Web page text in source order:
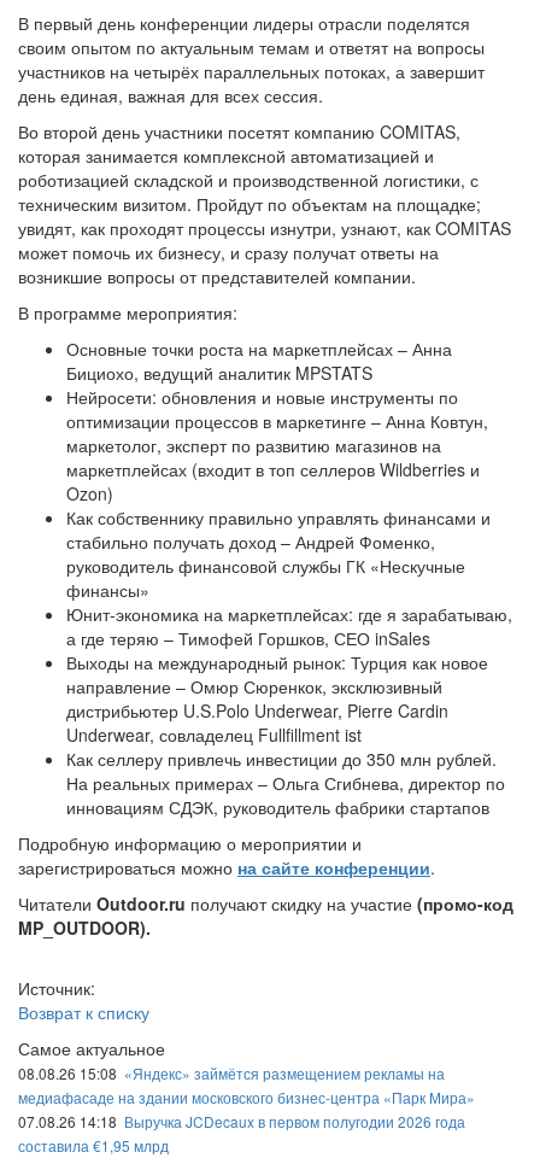
В первый день конференции лидеры отрасли поделятся
своим опытом по актуальным темам и ответят на вопросы
участников на четырёх параллельных потоках, а завершит
день единая, важная для всех сессия.
Во второй день участники посетят компанию COMITAS,
которая занимается комплексной автоматизацией и
роботизацией складской и производственной логистики, с
техническим визитом. Пройдут по объектам на площадке;
увидят, как проходят процессы изнутри, узнают, как COMITAS
может помочь их бизнесу, и сразу получат ответы на
возникшие вопросы от представителей компании.
В программе мероприятия:
Основные точки роста на маркетплейсах – Анна
Бициохо, ведущий аналитик MPSTATS
Нейросети: обновления и новые инструменты по
оптимизации процессов в маркетинге – Анна Ковтун,
маркетолог, эксперт по развитию магазинов на
маркетплейсах (входит в топ селлеров Wildberries и
Ozon)
Как собственнику правильно управлять финансами и
стабильно получать доход – Андрей Фоменко,
руководитель финансовой службы ГК «Нескучные
финансы»
Юнит-экономика на маркетплейсах: где я зарабатываю,
а где теряю – Тимофей Горшков, СЕО inSales
Выходы на международный рынок: Турция как новое
направление – Омюр Сюренкок, эксклюзивный
дистрибьютер U.S.Polo Underwear, Pierre Cardin
Underwear, совладелец Fullfillment ist
Как селлеру привлечь инвестиции до 350 млн рублей.
На реальных примерах – Ольга Сгибнева, директор по
инновациям СДЭК, руководитель фабрики стартапов
Подробную информацию о мероприятии и
зарегистрироваться можно на сайте конференции.
Читатели Outdoor.ru получают скидку на участие (промо-код
MP_ OUTDOOR).
Источник:
Возврат к списку
Самое актуальное
08.08.26 15:08 «Яндекс» займётся размещением рекламы на
медиафасаде на здании московского бизнес-центра «Парк Мира»
07.08.26 14:18 Выручка JCDecaux в первом полугодии 2026 года
составила €1,95 млрд